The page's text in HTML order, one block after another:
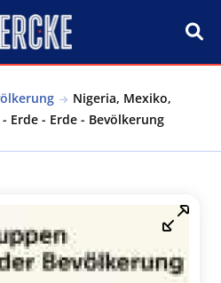
Nigeria, Mexiko,
Erde - Erde - Bevölkerung